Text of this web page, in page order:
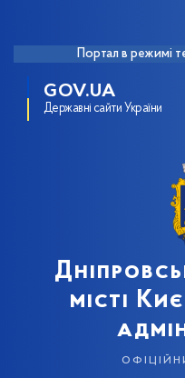
Портал в режимі
GOV.UA
Державні сайти України
місті